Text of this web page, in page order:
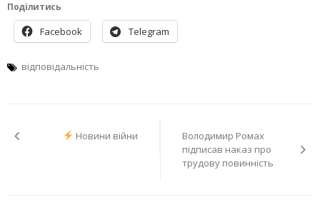
Поділитись
Facebook Telegram
відповідальність
записів
Новини війни
Володимир Ромах
підписав наказ про
трудову повинність